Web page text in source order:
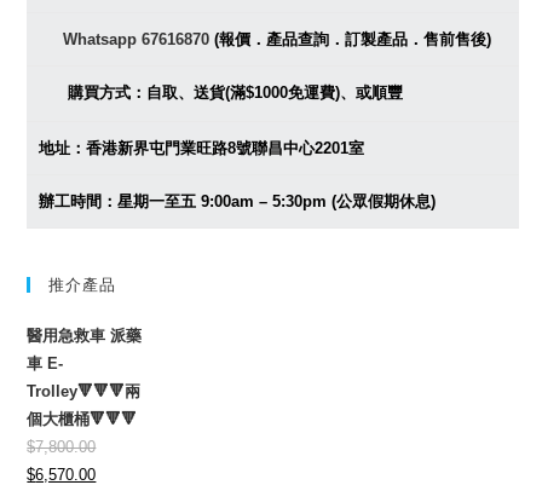
Whatsapp 67616870 (報價．產品查詢．訂製產品．售前售後)
購買方式：自取、送貨(滿$1000免運費)、或順豐
地址：香港新界屯門業旺路8號聯昌中心2201室
辦工時間：星期一至五 9:00am – 5:30pm (公眾假期休息)
推介產品
醫用急救車 派藥
車 E-
Trolley🔻🔻🔻兩
個大櫃桶🔻🔻🔻
$7,800.00
Original
$6,570.00Current